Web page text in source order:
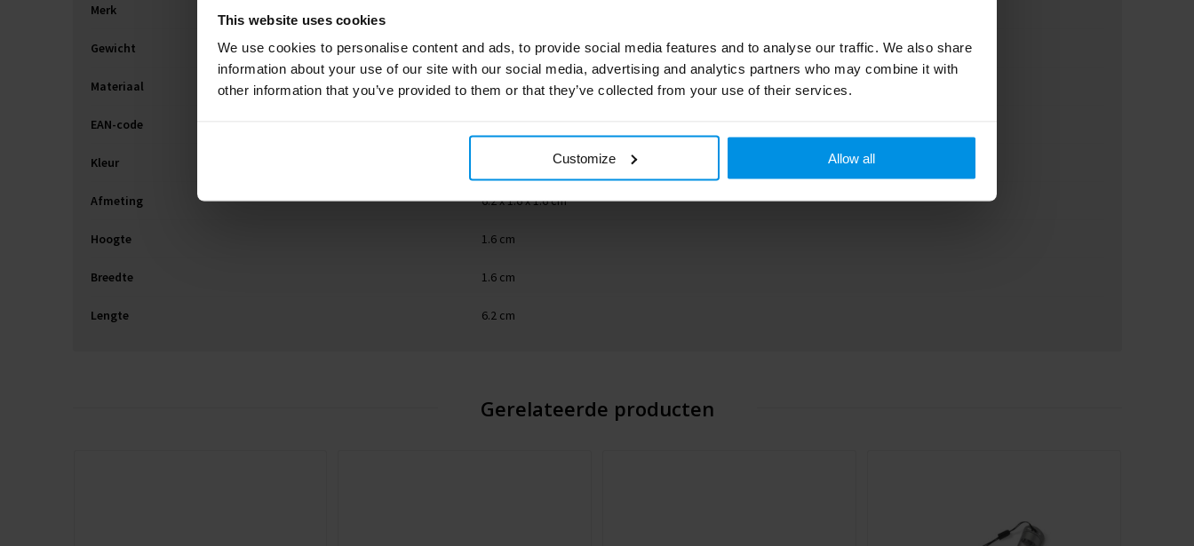
This website uses cookies
We use cookies to personalise content and ads, to provide social media features and to analyse our traffic. We also share
information about your use of our site with our social media, advertising and analytics partners who may combine it with
other information that you’ve provided to them or that they’ve collected from your use of their services.
Customize Allow all
Merk
Gewicht 24.6 g
Materiaal Gerecycled ABS, Aluminium
EAN-code
Kleur
Afmeting 6.2 x 1.6 x 1.6 cm
Hoogte 1.6 cm
Breedte 1.6 cm
Lengte 6.2 cm
Gerelateerde producten